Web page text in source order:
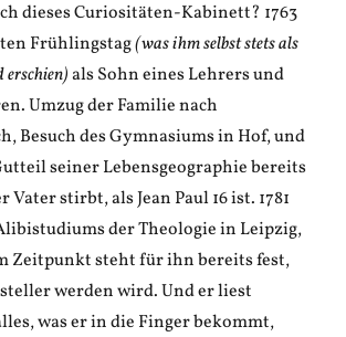
dieses Curiositäten-Kabinett? 1763
Frühlingstag(was ihm selbst stets als
erschien)als Sohn eines Lehrers und
Umzug der Familie nach
Besuch des Gymnasiums in Hof, und
seiner Lebensgeographie bereits
Vater stirbt, als Jean Paul 16 ist. 1781
der Theologie in Leipzig,
Zeitpunkt steht für ihn bereits fest,
werden wird. Und er liest
was er in die Finger bekommt,